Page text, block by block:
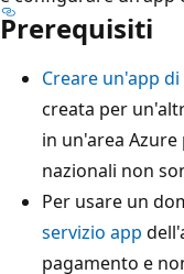
Prerequisiti
Creare un'app di
creata per
in un'area
nazionali non
Per usare un
servizio app
pagamento e